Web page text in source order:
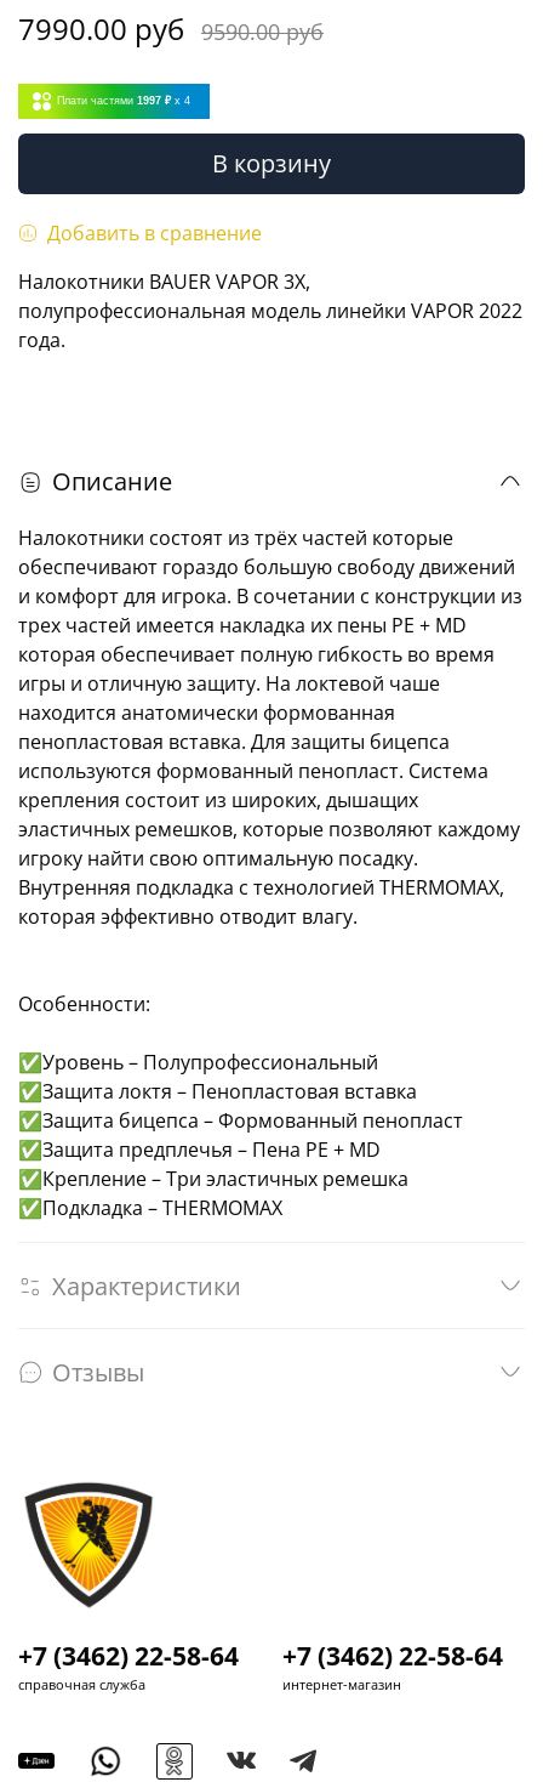
7990.00 руб 9590.00 руб
Плати частями 1997 ₽ x 4
В корзину
Добавить в сравнение
Налокотники BAUER VAPOR 3X,
полупрофессиональная модель линейки VAPOR 2022
года.
Описание
Налокотники состоят из трёх частей которые
обеспечивают гораздо большую свободу движений
и комфорт для игрока. В сочетании с конструкции из
трех частей имеется накладка их пены PE + MD
которая обеспечивает полную гибкость во время
игры и отличную защиту. На локтевой чаше
находится анатомически формованная
пенопластовая вставка. Для защиты бицепса
используются формованный пенопласт. Система
крепления состоит из широких, дышащих
эластичных ремешков, которые позволяют каждому
игроку найти свою оптимальную посадку.
Внутренняя подкладка с технологией THERMOMAX,
которая эффективно отводит влагу.
Особенности:
✅Уровень – Полупрофессиональный
✅Защита локтя – Пенопластовая вставка
✅Защита бицепса – Формованный пенопласт
✅Защита предплечья – Пена PE + MD
✅Крепление – Три эластичных ремешка
✅Подкладка – THERMOMAX
Характеристики
Отзывы
+7 (3462) 22-58-64
справочная служба
+7 (3462) 22-58-64
интернет-магазин